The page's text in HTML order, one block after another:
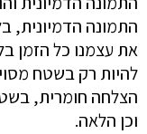
התמונה הדמיונית,
את עצמנו כל הזמן
להיות רק בשטח
הצלחה חומרית,
וכן הלאה.